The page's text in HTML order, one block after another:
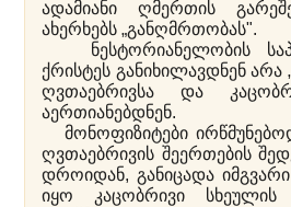
ადამიანი ღმერთის
ახერხებს „განღმრთობას".
ნესტორიანელობის
ქრისტეს განიხილავდნენ
ღვთაებრივსა და
აერთიანებდნენ.
მონოფიზიტები
ღვთაებრივის შეერთების
დროიდან, განიცადა
იყო კაცობრივი